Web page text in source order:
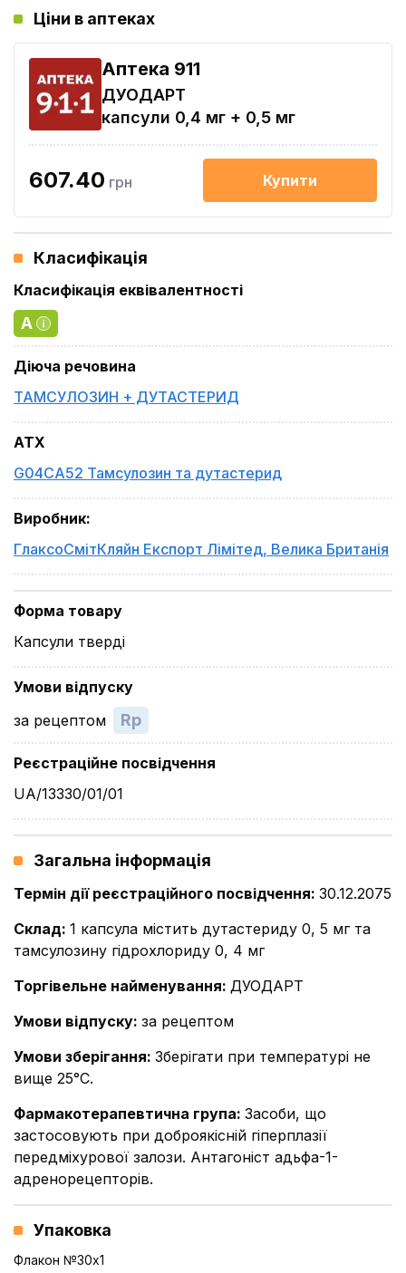
Ціни в аптеках
Aптека 911
ДУОДАРТ
капсули 0,4 мг + 0,5 мг
607.40 грн Купити
Класифікація
Класифікація еквівалентності
A
Діюча речовина
ТАМСУЛОЗИН + ДУТАСТЕРИД
ATX
G04CA52 Тамсулозин та дутастерид
Виробник:
ГлаксоСмітКляйн Експорт Лімітед, Велика Британія
Форма товару
Капсули тверді
Умови відпуску
за рецептом
Rp
Реєстраційне посвідчення
UA/13330/01/01
Загальна інформація
Термін дії реєстраційного посвідчення: 30.12.2075
Склад: 1 капсула містить дутастериду 0, 5 мг та
тамсулозину гідрохлориду 0, 4 мг
Торгівельне найменування: ДУОДАРТ
Умови відпуску: за рецептом
Умови зберігання: Зберігати при температурі не
вище 25°С.
Фармакотерапевтична група: Засоби, що
застосовують при доброякісній гіперплазії
передміхурової залози. Антагоніст адьфа-1-
адренорецепторів.
Упаковка
Флакон №30x1